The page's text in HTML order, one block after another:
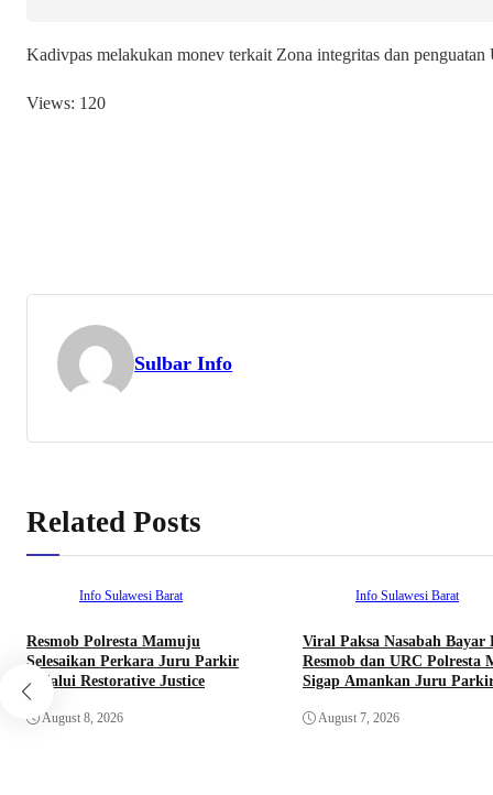
Kadivpas melakukan monev terkait Zona integritas dan
Views: 120
Sulbar Info
Related Posts
Info Sulawesi Barat
Resmob Polresta Mamuju
Selesaikan Perkara Juru Parkir
melalui Restorative Justice
August 8, 2026
Info Sulawesi Barat
Viral Paksa Nasabah Bayar
Resmob dan URC Polresta
Sigap Amankan Juru
August 7, 2026